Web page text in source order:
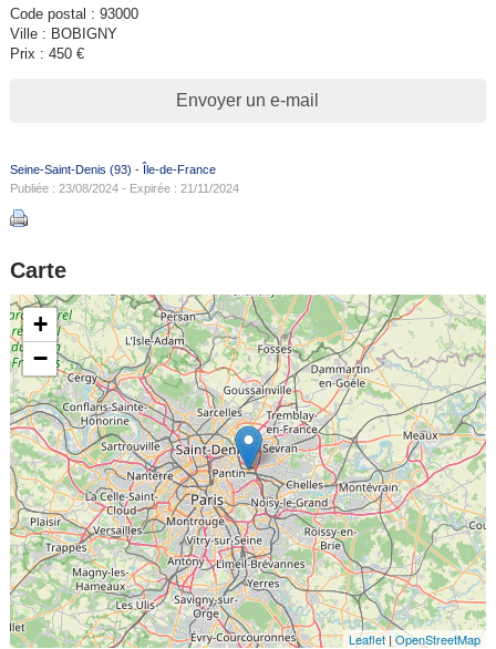
Code postal : 93000
Ville : BOBIGNY
Prix : 450 €
Envoyer un e-mail
Seine-Saint-Denis (93) - Île-de-France
Publiée : 23/08/2024 - Expirée : 21/11/2024
Carte
+
−
Leaflet|OpenStreetMap